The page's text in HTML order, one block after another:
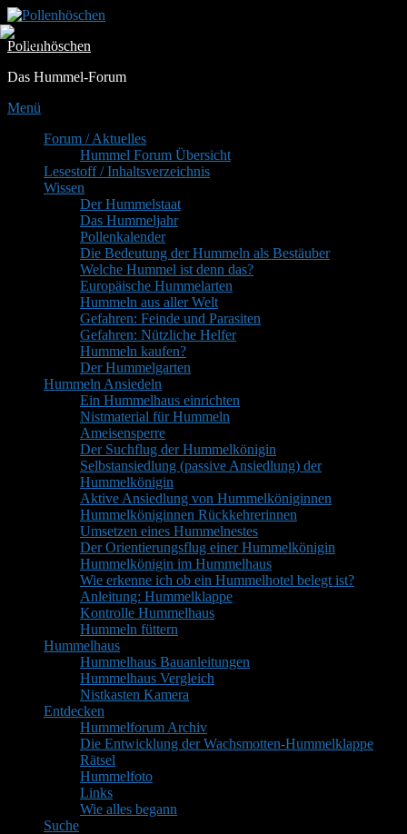
Zum
Inhalt
springen
Pollenhöschen
Das Hummel-Forum
Menü
PrimäresForum / Aktuelles
Hummel Forum Übersicht
Lesestoff / Inhaltsverzeichnis
Wissen
Der Hummelstaat
Das Hummeljahr
Pollenkalender
Die Bedeutung der Hummeln als Bestäuber
Welche Hummel ist denn das?
Europäische Hummelarten
Hummeln aus aller Welt
Gefahren: Feinde und Parasiten
Gefahren: Nützliche Helfer
Hummeln kaufen?
Der Hummelgarten
Hummeln Ansiedeln
Ein Hummelhaus einrichten
Nistmaterial für Hummeln
Ameisensperre
Der Suchflug der Hummelkönigin
Selbstansiedlung (passive Ansiedlung) der
Hummelkönigin
Aktive Ansiedlung von Hummelköniginnen
Hummelköniginnen Rückkehrerinnen
Umsetzen eines Hummelnestes
Der Orientierungsflug einer Hummelkönigin
Hummelkönigin im Hummelhaus
Wie erkenne ich ob ein Hummelhotel belegt ist?
Anleitung: Hummelklappe
Kontrolle Hummelhaus
Hummeln füttern
Hummelhaus
Hummelhaus Bauanleitungen
Hummelhaus Vergleich
Nistkasten Kamera
Entdecken
Hummelforum Archiv
Die Entwicklung der Wachsmotten-Hummelklappe
Rätsel
Hummelfoto
Links
Wie alles begann
Suche